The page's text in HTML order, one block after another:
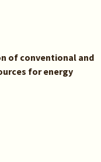
of conventional and
for energy